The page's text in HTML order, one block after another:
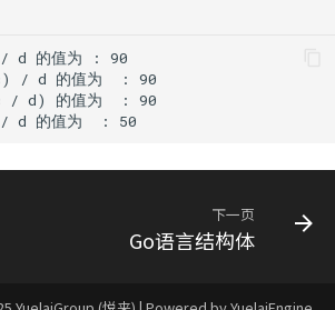
下一页
Go语言结构体